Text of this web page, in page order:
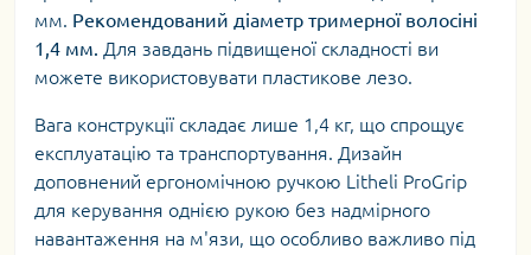
мм. Рекомендований діаметр тримерної волосіні
1,4 мм. Для завдань підвищеної складності ви
можете використовувати пластикове лезо.
Вага конструкції складає лише 1,4 кг, що спрощує
експлуатацію та транспортування. Дизайн
доповнений ергономічною ручкою Litheli ProGrip
для керування однією рукою без надмірного
навантаження на м'язи, що особливо важливо під